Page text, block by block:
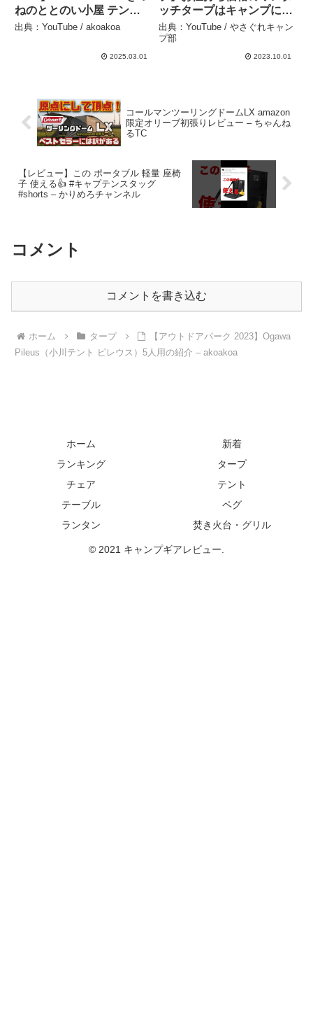
ねのととのい小屋 テント
サウナの紹介 – akoakoa
出典：YouTube / akoakoa
2025.03.01
ッチタープはキャンプに使
えるのか？ – やさぐれキャ
ンプ部
出典：YouTube / やさぐれキャン
プ部
2023.10.01
コールマンツーリングドームLX amazon
限定オリーブ初張りレビュー – ちゃんね
るTC
【レビュー】この ポータブル 軽量 座椅
子 使える👍 #キャプテンスタッグ
#shorts – かりめろチャンネル
コメント
コメントを書き込む
ホーム タープ
【アウトドアパーク 2023】Ogawa
Pileus（小川テント ピレウス）5人用の紹介 – akoakoa
ホーム
新着
ランキング
タープ
チェア
テント
テーブル
ペグ
ランタン
焚き火台・グリル
© 2021 キャンプギアレビュー.